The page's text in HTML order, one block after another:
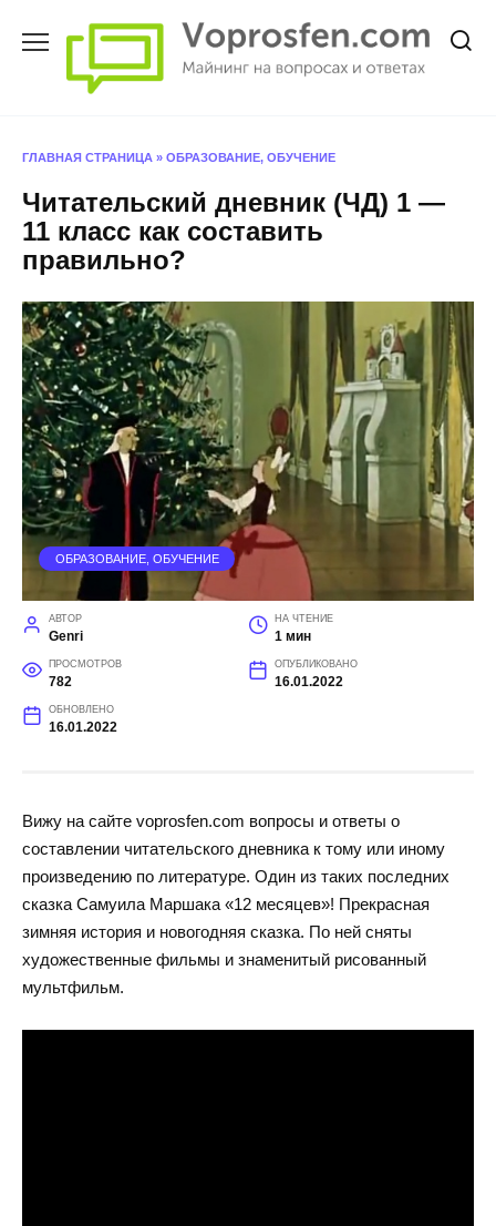
ГЛАВНАЯ СТРАНИЦА » ОБРАЗОВАНИЕ, ОБУЧЕНИЕ
Читательский дневник (ЧД) 1 —
11 класс как составить
правильно?
ОБРАЗОВАНИЕ, ОБУЧЕНИЕ
АВТОР
Genri
НА ЧТЕНИЕ
1 мин
ПРОСМОТРОВ
782
ОПУБЛИКОВАНО
16.01.2022
ОБНОВЛЕНО
16.01.2022
Вижу на сайте voprosfen.com вопросы и ответы о
составлении читательского дневника к тому или иному
произведению по литературе. Один из таких последних
сказка Самуила Маршака «12 месяцев»! Прекрасная
зимняя история и новогодняя сказка. По ней сняты
художественные фильмы и знаменитый рисованный
мультфильм.